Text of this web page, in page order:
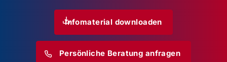
Infomaterial downloaden
Persönliche Beratung anfragen